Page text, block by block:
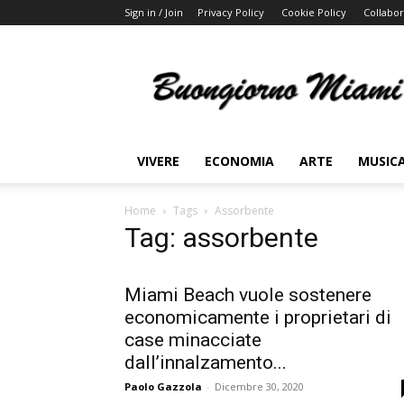
Sign in / Join Privacy Policy Cookie Policy
Miami
VIVERE ECONOMIA ARTE
Home Tags Assorbente
Tag: assorbente
Miami Beach vuole sostenere
economicamente i proprietari di
case minacciate
dall’innalzamento...
Paolo Gazzola - Dicembre 30, 2020